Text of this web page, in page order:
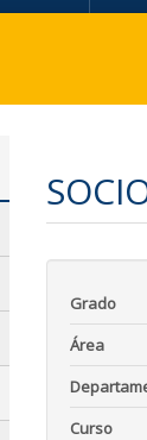
Grado
Área
Curso